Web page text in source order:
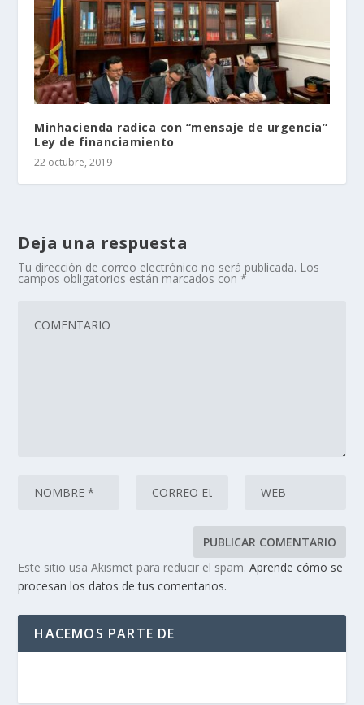
Minhacienda radica con “mensaje de urgencia”
Ley de financiamiento
22 octubre, 2019
Deja una respuesta
Tu dirección de correo electrónico no será publicada. Los
campos obligatorios están marcados con*
Este sitio usa Akismet para reducir el spam.Aprende cómo se
procesan los datos de tus comentarios.
HACEMOS PARTE DE